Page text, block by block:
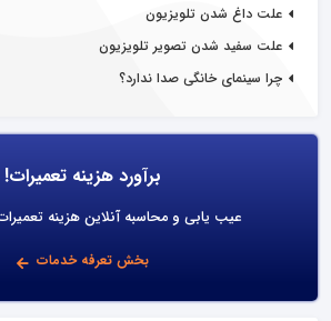
علت داغ شدن تلویزیون
علت سفید شدن تصویر تلویزیون
چرا سینمای خانگی صدا ندارد؟
برآورد هزینه تعمیرات!
عیب یابی و محاسبه آنلاین هزینه
بخش تعرفه خدمات